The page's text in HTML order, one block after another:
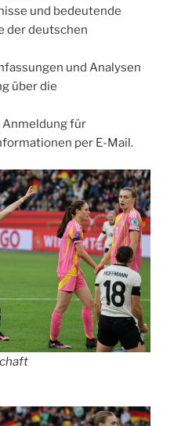
und bedeutende
der deutschen
und Analysen
über die
für
per E-Mail.​